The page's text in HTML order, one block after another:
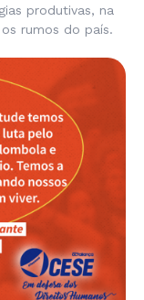
produtivas, na
rumos do país.